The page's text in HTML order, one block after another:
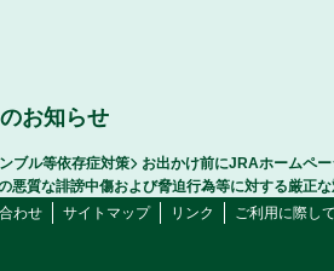
お知らせ
ブル等依存症対策
お出かけ前にJRAホームペ
悪質な誹謗中傷および脅迫行為等に対する厳正
わせ
サイトマップ リンク ご利用に際し